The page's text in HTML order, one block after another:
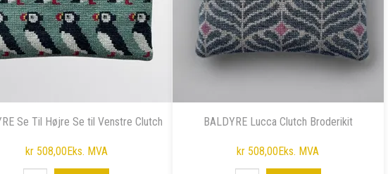
Se Til Højre Se til Venstre Clutch
kr 508,00Eks. MVA
BALDYRE Lucca Clutch Broderikit
kr 508,00Eks. MVA